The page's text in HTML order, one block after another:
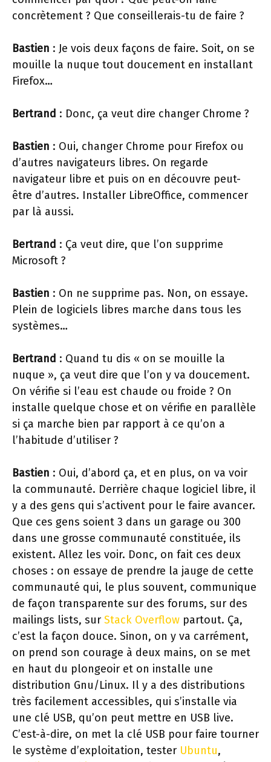
concrètement ? Que conseillerais-tu de faire ?
Bastien : Je vois deux façons de faire. Soit, on se
mouille la nuque tout doucement en installant
Firefox…
Bertrand : Donc, ça veut dire changer Chrome ?
Bastien : Oui, changer Chrome pour Firefox ou
d’autres navigateurs libres. On regarde
navigateur libre et puis on en découvre peut-
être d’autres. Installer LibreOffice, commencer
par là aussi.
Bertrand : Ça veut dire, que l’on supprime
Microsoft ?
Bastien : On ne supprime pas. Non, on essaye.
Plein de logiciels libres marche dans tous les
systèmes…
Bertrand : Quand tu dis « on se mouille la
nuque », ça veut dire que l’on y va doucement.
On vérifie si l’eau est chaude ou froide ? On
installe quelque chose et on vérifie en parallèle
si ça marche bien par rapport à ce qu’on a
l’habitude d’utiliser ?
Bastien : Oui, d’abord ça, et en plus, on va voir
la communauté. Derrière chaque logiciel libre, il
y a des gens qui s’activent pour le faire avancer.
Que ces gens soient 3 dans un garage ou 300
dans une grosse communauté constituée, ils
existent. Allez les voir. Donc, on fait ces deux
choses : on essaye de prendre la jauge de cette
communauté qui, le plus souvent, communique
de façon transparente sur des forums, sur des
mailings lists, sur Stack Overflow partout. Ça,
c’est la façon douce. Sinon, on y va carrément,
on prend son courage à deux mains, on se met
en haut du plongeoir et on installe une
distribution Gnu/Linux. Il y a des distributions
très facilement accessibles, qui s’installe via
une clé USB, qu’on peut mettre en USB live.
C’est-à-dire, on met la clé USB pour faire tourner
le système d’exploitation, tester Ubuntu,